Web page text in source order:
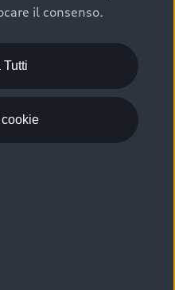
il consenso.
Tutti